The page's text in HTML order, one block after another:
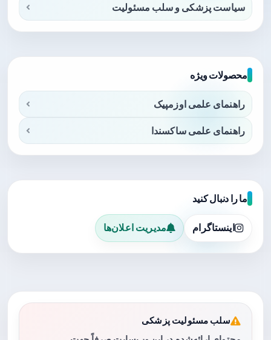
سیاست پزشکی و سلب مسئولیت
محصولات ویژه
راهنمای علمی اوزمپیک
راهنمای علمی ساکسندا
ما را دنبال کنید
اینستاگرام مدیریت اعلان‌ها
سلب مسئولیت پزشکی